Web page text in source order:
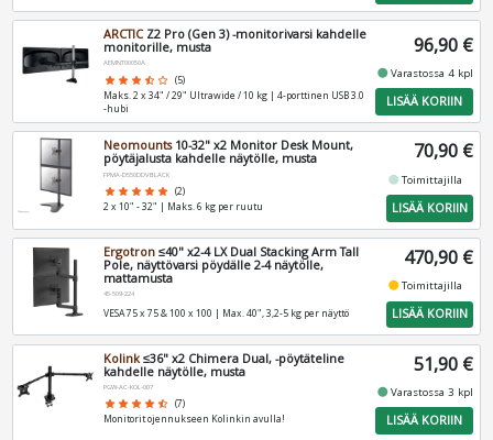
ARCTICZ2 Pro (Gen 3) -monitorivarsi kahdelle
monitorille, musta
AEMNT00050A
star star star star_half star_border (5)
Maks. 2 x 34" / 29" Ultrawide / 10 kg | 4-porttinen USB 3.0
-hubi
96,90 €
fiber_manual_recordVarastossa 4 kpl
LISÄÄ KORIIN
Neomounts10-32" x2 Monitor Desk Mount,
pöytäjalusta kahdelle näytölle, musta
FPMA-D550DDVBLACK
star star star star star (2)
2 x 10" - 32" | Maks. 6 kg per ruutu
70,90 €
fiber_manual_recordToimittajilla
LISÄÄ KORIIN
Ergotron ≤40" x2-4 LX Dual Stacking Arm Tall
Pole, näyttövarsi pöydälle 2-4 näytölle,
mattamusta
45-509-224
VESA 75 x 75 & 100 x 100 | Max. 40", 3,2-5 kg per näyttö
470,90 €
fiber_manual_recordToimittajilla
LISÄÄ KORIIN
Kolink ≤36" x2 Chimera Dual, -pöytäteline
kahdelle näytölle, musta
PGW-AC-KOL-007
star star star star star_half (7)
Monitorit ojennukseen Kolinkin avulla!
51,90 €
fiber_manual_recordVarastossa 3 kpl
LISÄÄ KORIIN